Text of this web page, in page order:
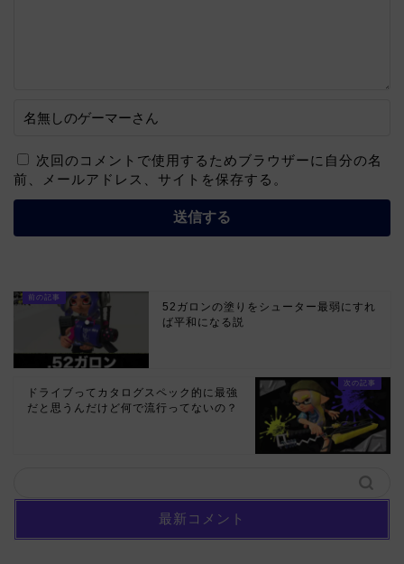
次回のコメントで使用するためブラウザーに自分の名
前、メールアドレス、サイトを保存する。
52ガロンの塗りをシューター最弱にすれ
ば平和になる説
ドライブってカタログスペック的に最強
だと思うんだけど何で流行ってないの？
最新コメント